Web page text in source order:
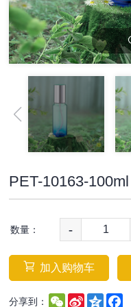
PET-10163-100ml
数量： -
加入购物车
分享到： WeChat
Sina Qzone